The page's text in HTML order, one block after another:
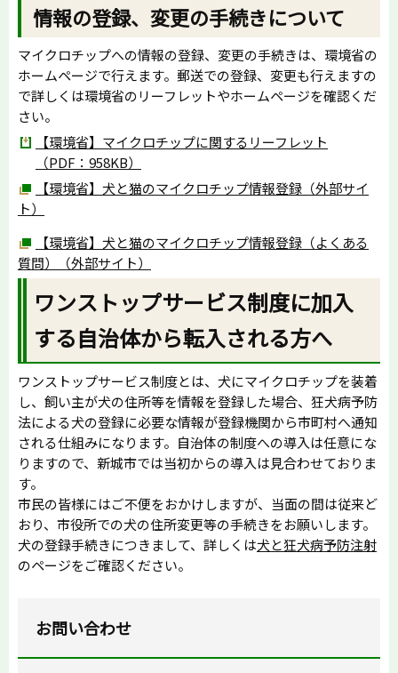
情報の登録、変更の手続きについて
マイクロチップへの情報の登録、変更の手続きは、環境省の
ホームページで行えます。郵送での登録、変更も行えますの
で詳しくは環境省のリーフレットやホームページを確認くだ
さい。
【環境省】マイクロチップに関するリーフレット
（PDF：958KB）
【環境省】犬と猫のマイクロチップ情報登録（外部サイ
ト）
【環境省】犬と猫のマイクロチップ情報登録（よくある
質問）（外部サイト）
ワンストップサービス制度に加入
する自治体から転入される方へ
ワンストップサービス制度とは、犬にマイクロチップを装着
し、飼い主が犬の住所等を情報を登録した場合、狂犬病予防
法による犬の登録に必要な情報が登録機関から市町村へ通知
される仕組みになります。自治体の制度への導入は任意にな
りますので、新城市では当初からの導入は見合わせておりま
す。
市民の皆様にはご不便をおかけしますが、当面の間は従来ど
おり、市役所での犬の住所変更等の手続きをお願いします。
犬の登録手続きにつきまして、詳しくは犬と狂犬病予防注射
のページをご確認ください。
お問い合わせ